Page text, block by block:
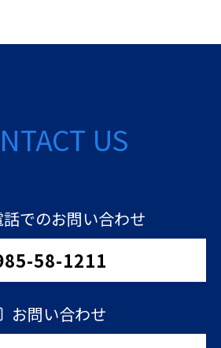
US
話でのお問い合わせ
58-1211
お問い合わせ